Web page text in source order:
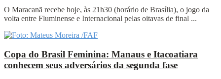
O Maracanã recebe hoje, às 21h30 (horário de Brasília), o jogo da
volta entre Fluminense e Internacional pelas oitavas de final ...
Copa do Brasil Feminina: Manaus e Itacoatiara
conhecem seus adversários da segunda fase